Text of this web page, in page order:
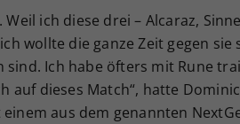
Weil ich diese drei – Alcaraz,
wollte die ganze Zeit gegen sie
sind. Ich habe öfters mit Rune
auf dieses Match“, hatte
aus dem genannten